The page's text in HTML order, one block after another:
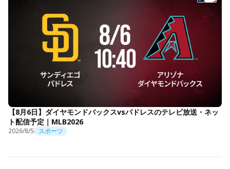
【8月6日】ダイヤモンドバックスvsパドレスのテレビ放送・ネッ
ト配信予定｜MLB2026
2026/8/5 スポーツ